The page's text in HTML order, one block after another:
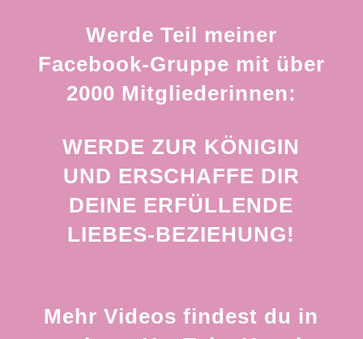
Werde Teil meiner
Facebook-Gruppe mit über
2000 Mitgliederinnen:
WERDE ZUR KÖNIGIN
UND ERSCHAFFE DIR
DEINE ERFÜLLENDE
LIEBES-BEZIEHUNG!
Mehr Videos findest du in